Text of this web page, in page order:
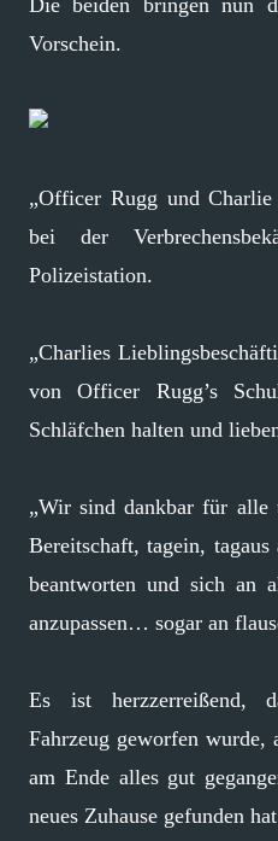
Die beiden bringen nun
Vorschein.
„Officer Rugg und
bei der
Polizeistation.
„Charlies
von Officer Rugg’s
Schläfchen halten und
„Wir sind dankbar für alle
Bereitschaft, tagein,
beantworten und sich an
anzupassen… sogar an
Es ist herzzerreißend,
Fahrzeug geworfen
am Ende alles gut
neues Zuhause gefunden